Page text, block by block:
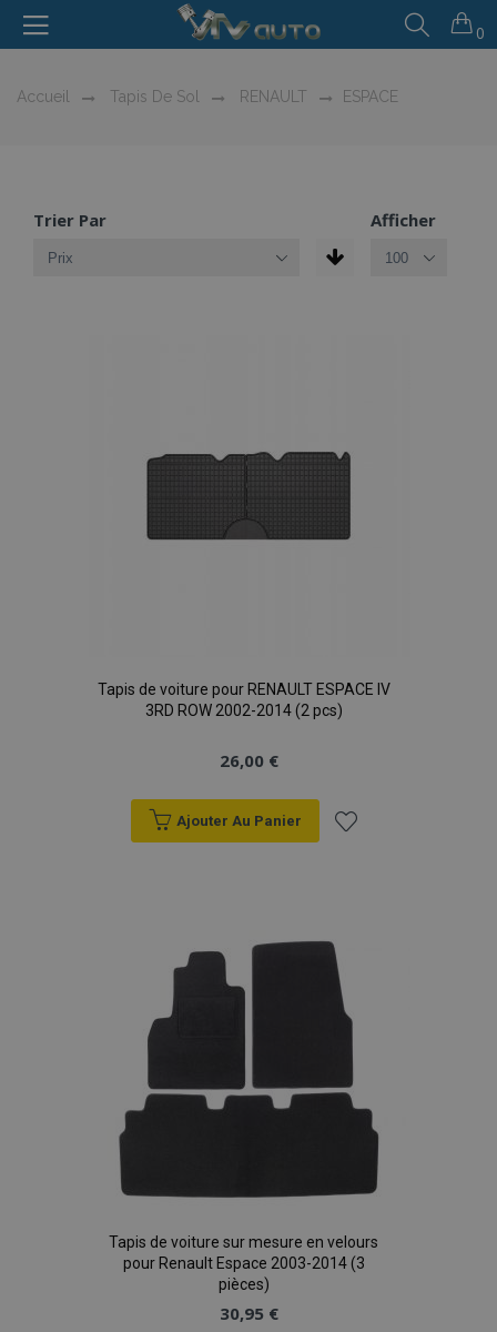
0
Accueil Tapis De Sol RENAULT ESPACE
Trier Par Afficher
Tapis de voiture pour RENAULT ESPACE IV
3RD ROW 2002-2014 (2 pcs)
26,00 €
Ajouter Au Panier
liste
d'achats
Tapis de voiture sur mesure en velours
pour Renault Espace 2003-2014 (3
pièces)
30,95 €